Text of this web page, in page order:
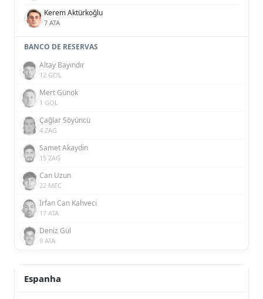
Kerem Aktürkoğlu
7 ATA
BANCO DE RESERVAS
Altay Bayındır
12 GOL
Mert Günok
1 GOL
Çağlar Söyüncü
4 ZAG
Samet Akaydin
15 ZAG
Can Uzun
22 MEC
İrfan Can Kahveci
17 ATA
Deniz Gül
9 ATA
Espanha